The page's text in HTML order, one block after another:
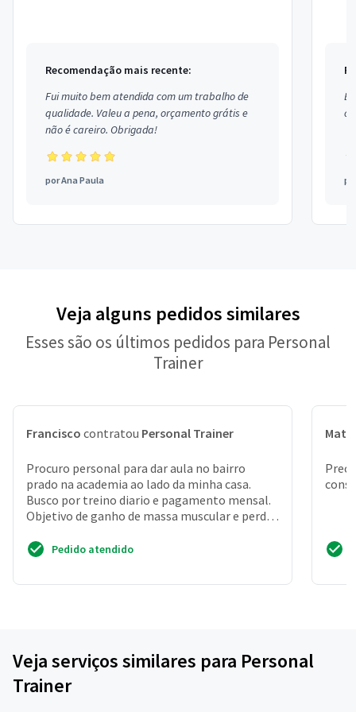
Recomendação mais recente:
Fui muito bem atendida com um trabalho de
qualidade. Valeu a pena, orçamento grátis e
não é careiro. Obrigada!
porAna Paula
Veja alguns pedidos similares
Esses são os últimos pedidos para Personal
Trainer
Francisco contratou Personal Trainer
Procuro personal para dar aula no bairro
prado na academia ao lado da minha casa.
Busco por treino diario e pagamento mensal.
Objetivo de ganho de massa muscular e perder
Pedido atendido
Veja serviços similares para Personal
Trainer